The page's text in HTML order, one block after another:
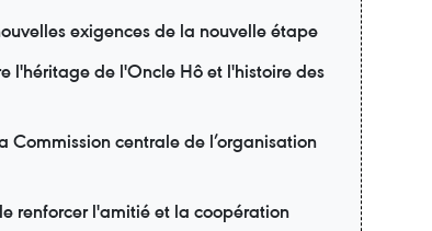
exigences de la nouvelle étape
l'héritage de l'Oncle Hô et l'histoire des
Commission centrale de l’organisation
renforcer l'amitié et la coopération